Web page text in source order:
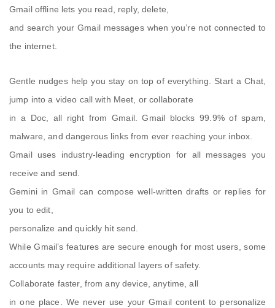
Gmail offline lets you read, reply, delete,
and search your Gmail messages when you’re not connected to
the internet.
Gentle nudges help you stay on top of everything. Start a Chat,
jump into a video call with Meet, or collaborate
in a Doc, all right from Gmail. Gmail blocks 99.9% of spam,
malware, and dangerous links from ever reaching your inbox.
Gmail uses industry-leading encryption for all messages you
receive and send.
Gemini in Gmail can compose well-written drafts or replies for
you to edit,
personalize and quickly hit send.
While Gmail’s features are secure enough for most users, some
accounts may require additional layers of safety.
Collaborate faster, from any device, anytime, all
in one place. We never use your Gmail content to personalize